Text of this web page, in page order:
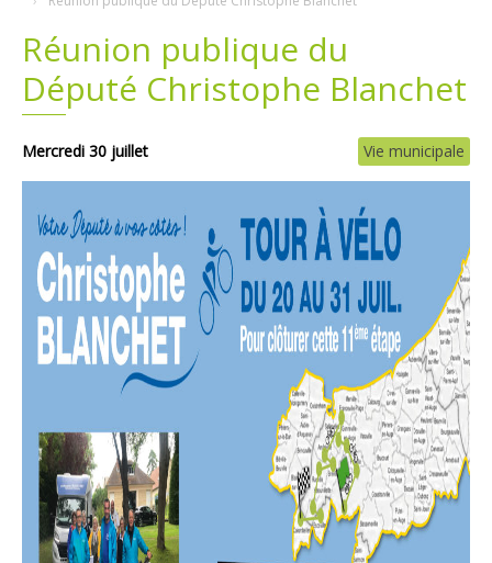
Réunion publique du
Député Christophe Blanchet
Mercredi 30 juillet Vie municipale
Plans
Demandes légales
Emploi
Marchés publics
Grands projets